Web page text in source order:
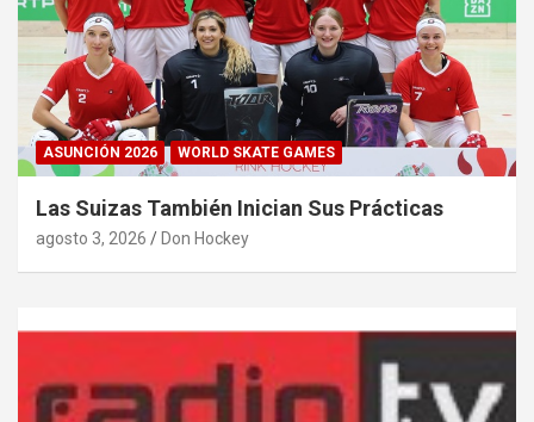
ASUNCIÓN 2026 WORLD SKATE GAMES
Las Suizas También Inician Sus Prácticas
agosto 3, 2026 Don Hockey